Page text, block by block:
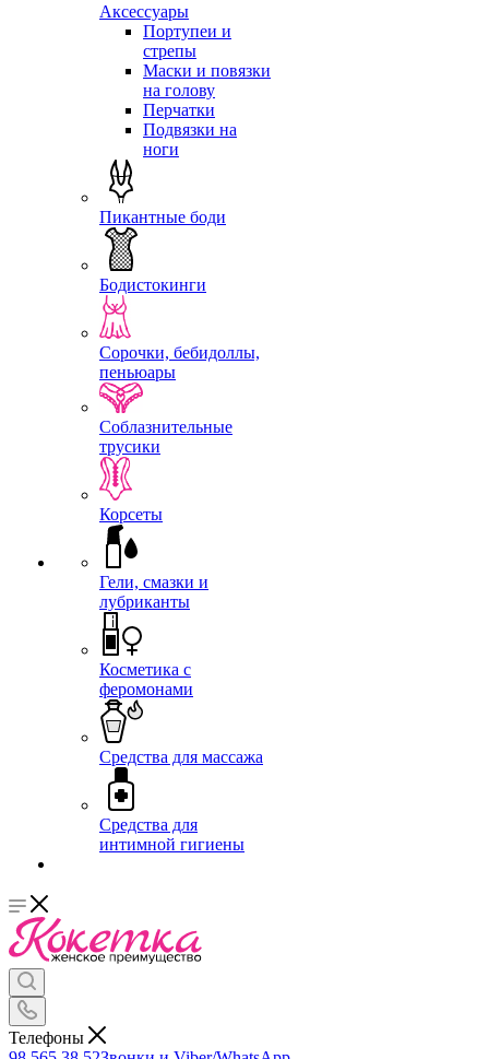
Аксессуары
Портупеи и
стрепы
Маски и повязки
на голову
Перчатки
Подвязки на
ноги
Пикантные боди
Бодистокинги
Сорочки, бебидоллы,
пеньюары
Соблазнительные
трусики
Корсеты
Гели, смазки и
лубриканты
Косметика с
феромонами
Средства для массажа
Средства для
интимной гигиены
Телефоны